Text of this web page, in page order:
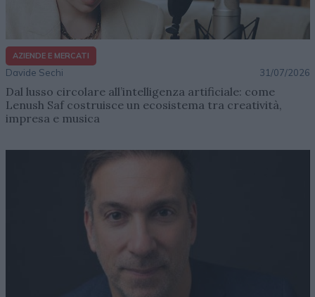
AZIENDE E MERCATI
Davide Sechi 31/07/2026
Dal lusso circolare all’intelligenza artificiale: come
Lenush Saf costruisce un ecosistema tra creatività,
impresa e musica